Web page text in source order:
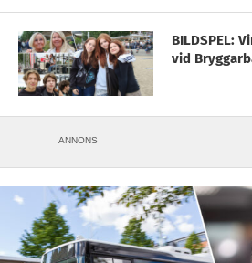
BILDSPEL:
vid
ANNONS